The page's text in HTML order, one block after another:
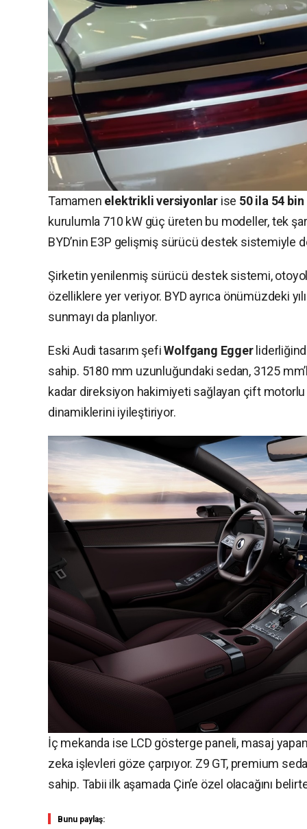
Tamamen elektrikli versiyonlar ise 50 ila 54
kurulumla 710 kW güç üreten bu modeller, tek
BYD’nin E3P gelişmiş sürücü destek sistemiyle
Şirketin yenilenmiş sürücü destek sistemi,
özelliklere yer veriyor. BYD ayrıca önümüzdeki
sunmayı da planlıyor.
Eski Audi tasarım şefiWolfgang Egger
sahip. 5180 mm uzunluğundaki sedan, 3125
kadar direksiyon hakimiyeti sağlayan çift
dinamiklerini iyileştiriyor.
İç mekanda ise LCD gösterge paneli, masaj
zeka işlevleri göze çarpıyor. Z9 GT, premium
sahip. Tabii ilk aşamada Çin’e özel olacağını
Bunu paylaş: